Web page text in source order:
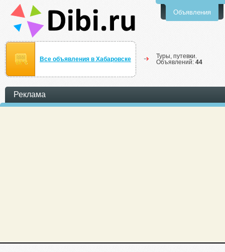
Объявления
Все объявления в Хабаровске
Туры, путевки.
Объявлений: 44
Реклама